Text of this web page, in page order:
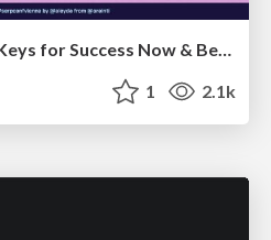
Ecommerce SEO: The Keys for Success Now & Beyond - #SERPConf2024
1 2.1k